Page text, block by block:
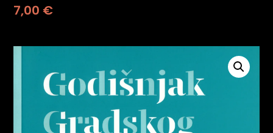
7,00 €